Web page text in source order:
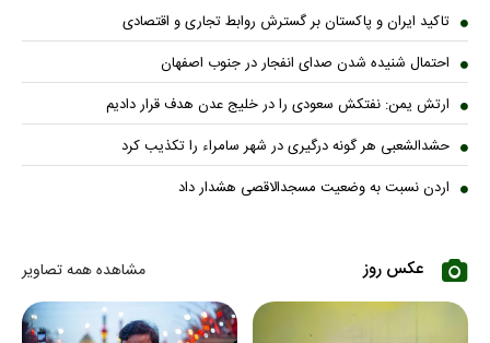
تاکید ایران و پاکستان بر گسترش روابط تجاری و اقتصادی
احتمال شنیده شدن صدای انفجار در جنوب اصفهان
ارتش یمن: نفتکش سعودی را در خلیج عدن هدف قرار دادیم
حشدالشعبی هر گونه درگیری در شهر سامراء را تکذیب کرد
اردن نسبت به وضعیت مسجدالاقصی هشدار داد
عکس روز مشاهده همه تصاویر